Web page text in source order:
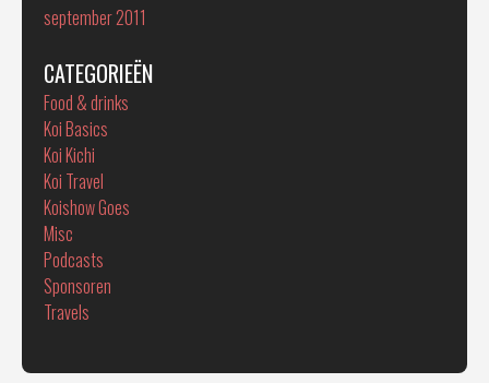
september 2011
CATEGORIEËN
Food & drinks
Koi Basics
Koi Kichi
Koi Travel
Koishow Goes
Misc
Podcasts
Sponsoren
Travels